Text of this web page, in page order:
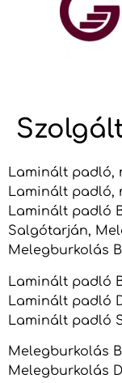
Laminált padló,
Laminált padló,
Laminált padló
Salgótarján,
Melegburkolás
Laminált padló
Laminált padló
Laminált padló
Melegburkolás
Melegburkolás